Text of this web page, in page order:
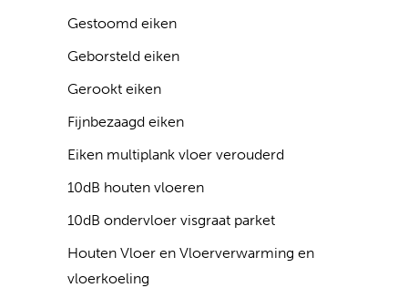
Gestoomd eiken
Geborsteld eiken
Gerookt eiken
Fijnbezaagd eiken
Eiken multiplank vloer verouderd
10dB houten vloeren
10dB ondervloer visgraat parket
Houten Vloer en Vloerverwarming en
vloerkoeling